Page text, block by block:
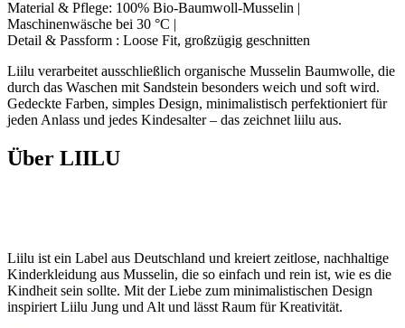
Material & Pflege: 100% Bio-Baumwoll-Musselin |
Maschinenwäsche bei 30 °C |
Detail & Passform : Loose Fit, großzügig geschnitten
Liilu verarbeitet ausschließlich organische Musselin Baumwolle, die
durch das Waschen mit Sandstein besonders weich und soft wird.
Gedeckte Farben, simples Design, minimalistisch perfektioniert für
jeden Anlass und jedes Kindesalter – das zeichnet liilu aus.
Über LIILU
Liilu ist ein Label aus Deutschland und kreiert zeitlose, nachhaltige
Kinderkleidung aus Musselin, die so einfach und rein ist, wie es die
Kindheit sein sollte. Mit der Liebe zum minimalistischen Design
inspiriert Liilu Jung und Alt und lässt Raum für Kreativität.